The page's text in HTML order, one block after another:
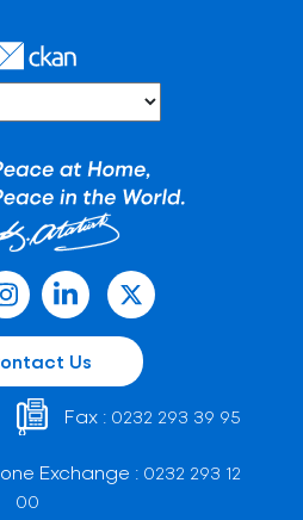
Us
Fax : 0232 293 39 95
Exchange : 0232 293 12
00